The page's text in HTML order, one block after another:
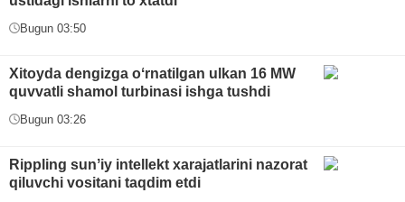
Bugun 03:50
Xitoyda dengizga oʻrnatilgan ulkan 16 MW
quvvatli shamol turbinasi ishga tushdi
Bugun 03:26
Rippling sunʼiy intellekt xarajatlarini nazorat
qiluvchi vositani taqdim etdi